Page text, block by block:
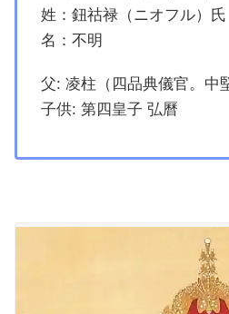
姓：鈕祜禄（ニオフル）氏
名：不明
父: 凌柱（四品典儀官。中
子供: 第四皇子 弘曆